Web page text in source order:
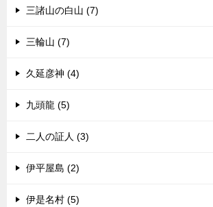
三諸山の白山 (7)
三輪山 (7)
久延彦神 (4)
九頭龍 (5)
二人の証人 (3)
伊平屋島 (2)
伊是名村 (5)